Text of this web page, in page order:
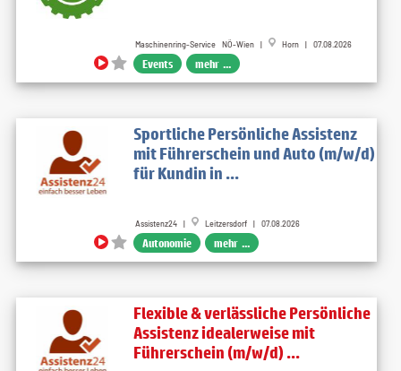
Maschinenring-Service NÖ-Wien | Horn | 07.08.2026
Events mehr ...
Sportliche Persönliche Assistenz
mit Führerschein und Auto (m/w/d)
für Kundin in ...
Assistenz24 | Leitzersdorf | 07.08.2026
Autonomie mehr ...
Flexible & verlässliche Persönliche
Assistenz idealerweise mit
Führerschein (m/w/d) ...